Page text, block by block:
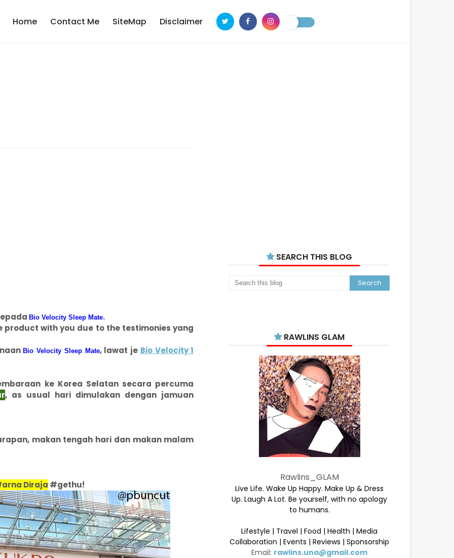
Home Contact Me SiteMap Disclaimer
Bio Velocity Sleep Mate.
with you due to the testimonies yang
Bio Velocity Sleep Mate, lawat je Bio Velocity 1
ke Korea Selatan secara percuma
, as usual hari dimulakan dengan jamuan
makan tengah hari dan makan malam
Diraja #gethu!
SEARCH THIS BLOG
RAWLINS GLAM
Rawlins_GLAM
Live Life. Wake Up Happy. Make Up & Dress
Up. Laugh A Lot. Be yourself, with no apology
to humans.
Lifestyle | Travel | Food | Health | Media
Collaboration | Events | Reviews | Sponsorship
Email: rawlins.una@gmail.com